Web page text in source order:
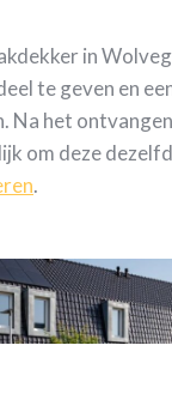
in
te geven en
Na het
om deze
.